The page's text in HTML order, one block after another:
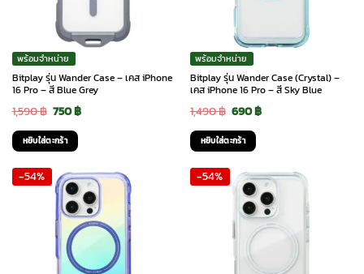
พร้อมจำหน่าย
Bitplay รุ่น Wander Case – เคส iPhone
16 Pro – สี Blue Grey
1,590฿ Original
price
was:
1,590 ฿.
750฿Current
750 ฿.
หยิบใส่ตะกร้า
พร้อมจำหน่าย
Bitplay รุ่น Wander Case (Crystal) –
เคส iPhone 16 Pro – สี Sky Blue
1,490฿ Original
price
was:
1,490 ฿.
690฿Current
690 ฿.
หยิบใส่ตะกร้า
-54% -54%